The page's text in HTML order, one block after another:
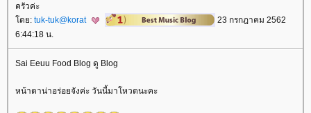
ครัวค่ะ
ดย: tuk-tuk@korat
23 กรกฎาคม 2562
6:44:18 น.
Sai Eeuu Food Blog ดู Blog
หน้าตาน่าอร่อยจังค่ะ วันนี้มาโหวตนะคะ